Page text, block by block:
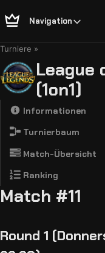
Navigation
Turniere
League
(1on1)
Informationen
Turnierbaum
Match-Übersicht
Ranking
Match #11
Round 1